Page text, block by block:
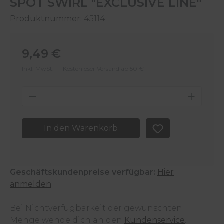
Produktnummer: 45114
Regulärer Preis:
9,49 €
Produkt Anzahl: Gib den
In den Warenkorb
Geschäftskundenpreise verfügbar: Hier
anmelden
Bei Nichtverfügbarkeit der gewünschten
Menge wende dich an den
Kundenservice